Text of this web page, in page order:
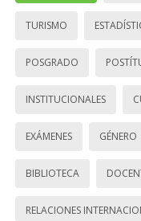
TURISMO
POSGRADO
INSTITUCIONALES
EXÁMENES GÉNERO
BIBLIOTECA
RELACIONES